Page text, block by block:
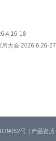
18
用大会 2026.6.26-27
号 | 产品资质